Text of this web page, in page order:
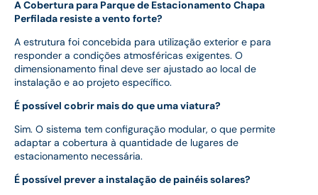
A Cobertura para Parque de Estacionamento Chapa
Perfilada resiste a vento forte?
A estrutura foi concebida para utilização exterior e para
responder a condições atmosféricas exigentes. O
dimensionamento final deve ser ajustado ao local de
instalação e ao projeto específico.
É possível cobrir mais do que uma viatura?
Sim. O sistema tem configuração modular, o que permite
adaptar a cobertura à quantidade de lugares de
estacionamento necessária.
É possível prever a instalação de painéis solares?